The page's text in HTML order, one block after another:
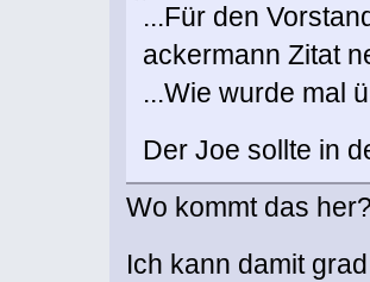
...Für den
ackermann Zitat
...Wie wurde mal
Der Joe sollte in
Wo kommt das
Ich kann damit